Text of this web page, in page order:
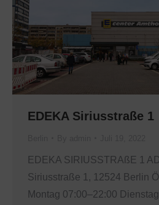
EDEKA Siriusstraße 1
EDEKA SIRIUSSTRAßE 1
Siriusstraße 1, 12524 Berlin
Montag 07:00–22:00